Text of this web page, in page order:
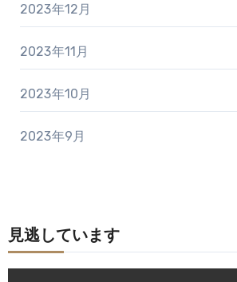
2023年12月
2023年11月
2023年10月
2023年9月
見逃しています